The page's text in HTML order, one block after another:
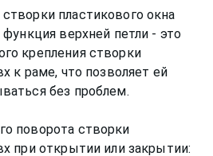
пластикового окна
верхней петли - это
крепления створки
к раме, что позволяет ей
без проблем.
поворота створки
при открытии или закрытии: